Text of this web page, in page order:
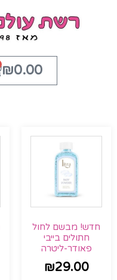
₪0.00
חדש! מבשם לחול
חתולים בייבי
פאודר-ליטרה
₪29.00